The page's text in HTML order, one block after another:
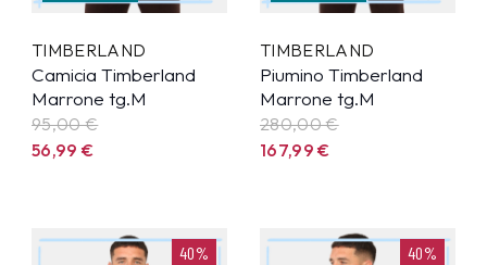
TIMBERLAND
Camicia Timberland
Marrone tg.M
95,00 €
56,99€
TIMBERLAND
Piumino Timberland
Marrone tg.M
280,00 €
167,99€
40% 40%